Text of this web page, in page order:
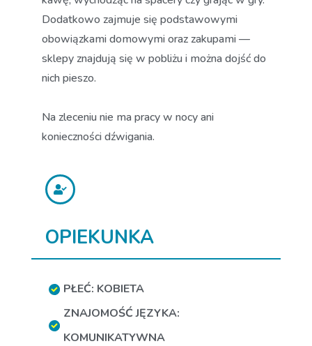
Dodatkowo zajmuje się podstawowymi
obowiązkami domowymi oraz zakupami —
sklepy znajdują się w pobliżu i można dojść do
nich pieszo.
Na zleceniu nie ma pracy w nocy ani
konieczności dźwigania.
OPIEKUNKA
PŁEĆ: KOBIETA
ZNAJOMOŚĆ JĘZYKA:
KOMUNIKATYWNA